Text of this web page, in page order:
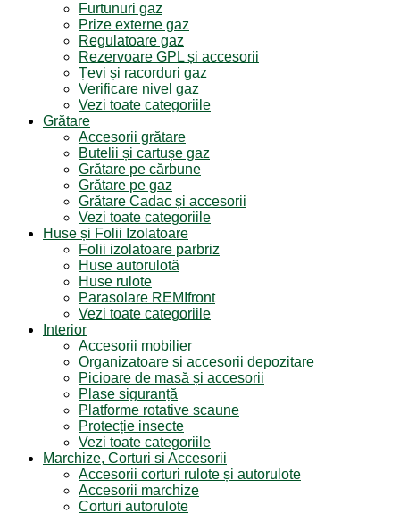
Furtunuri gaz
Prize externe gaz
Regulatoare gaz
Rezervoare GPL și accesorii
Țevi și racorduri gaz
Verificare nivel gaz
Vezi toate categoriile
Grătare
Accesorii grătare
Butelii și cartușe gaz
Grătare pe cărbune
Grătare pe gaz
Grătare Cadac și accesorii
Vezi toate categoriile
Huse și Folii Izolatoare
Folii izolatoare parbriz
Huse autorulotă
Huse rulote
Parasolare REMIfront
Vezi toate categoriile
Interior
Accesorii mobilier
Organizatoare si accesorii depozitare
Picioare de masă și accesorii
Plase siguranță
Platforme rotative scaune
Protecție insecte
Vezi toate categoriile
Marchize, Corturi si Accesorii
Accesorii corturi rulote și autorulote
Accesorii marchize
Corturi autorulote